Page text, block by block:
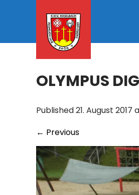
OLYMPUS
Published 21. August 2017
← Previous